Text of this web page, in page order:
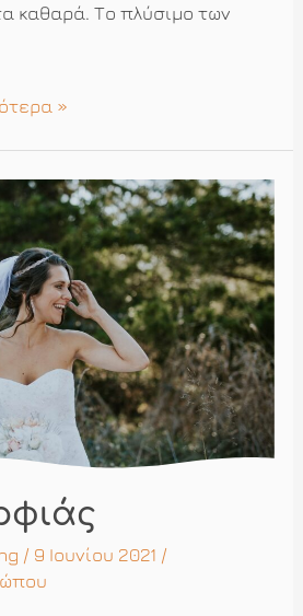
καθαρά. Το πλύσιμο των
»
/ 9 Ιουνίου 2021 /